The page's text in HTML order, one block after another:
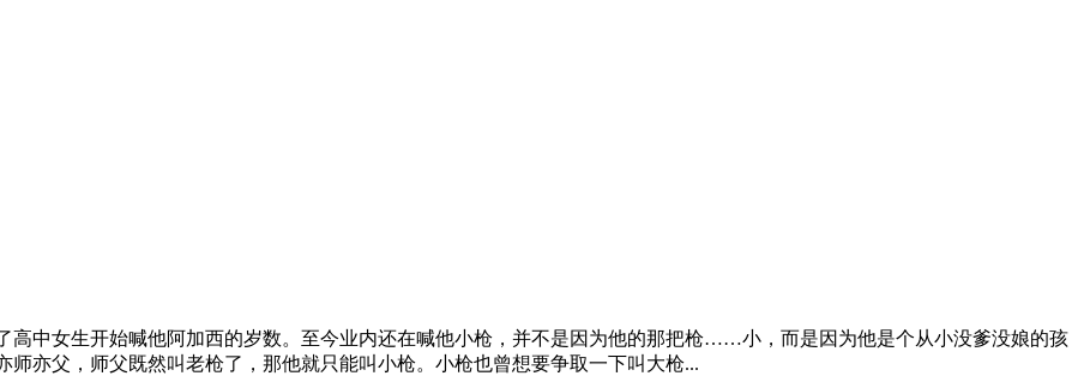
高中女生开始喊他阿加西的岁数。至今业内还在喊他小枪，并不是因为他的那把枪……小，而是因为他是个从小没爹没娘的孩
亦父，师父既然叫老枪了，那他就只能叫小枪。小枪也曾想要争取一下叫大枪...